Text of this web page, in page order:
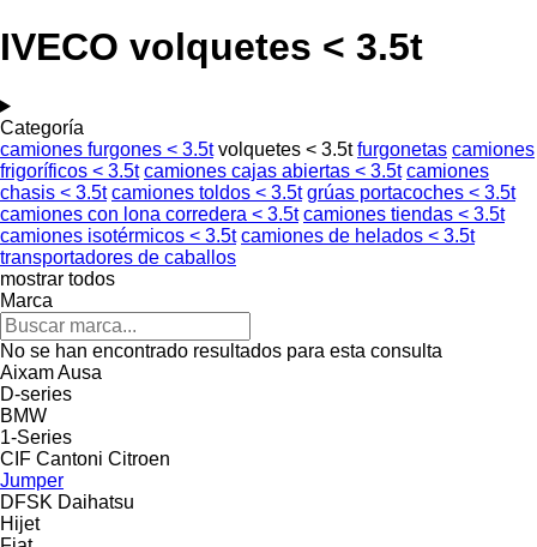
IVECO volquetes < 3.5t
Categoría
camiones furgones < 3.5t volquetes < 3.5t furgonetas camiones
frigoríficos < 3.5t camiones cajas abiertas < 3.5t camiones
chasis < 3.5t camiones toldos < 3.5t grúas portacoches < 3.5t
camiones con lona corredera < 3.5t camiones tiendas < 3.5t
camiones isotérmicos < 3.5t camiones de helados < 3.5t
transportadores de caballos
mostrar todos
Marca
No se han encontrado resultados para esta consulta
AixamAusa
D-series
BMW
1-Series
CIF Cantoni Citroen
Jumper
DFSK Daihatsu
Hijet